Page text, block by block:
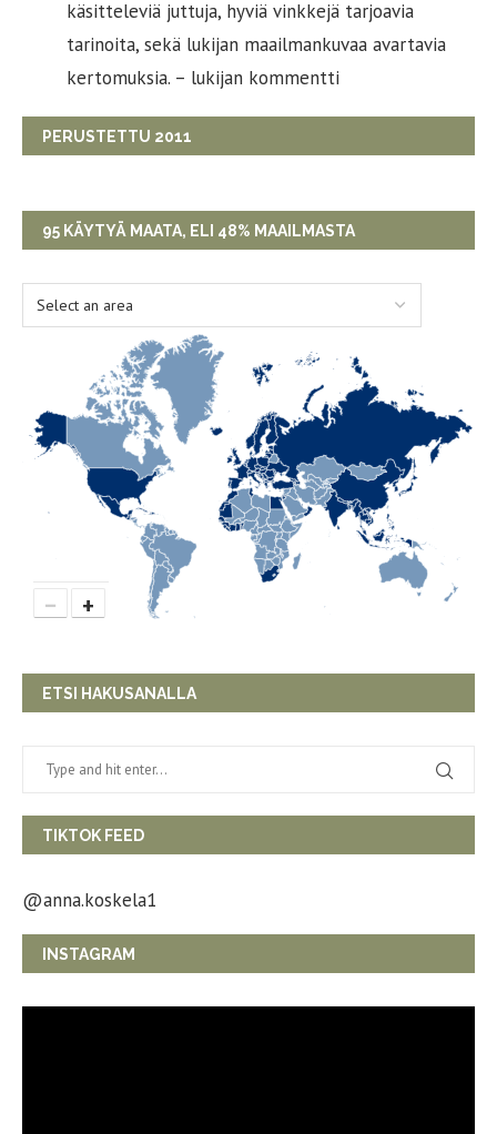
käsitteleviä juttuja, hyviä vinkkejä tarjoavia
tarinoita, sekä lukijan maailmankuvaa avartavia
kertomuksia. – lukijan kommentti
PERUSTETTU 2011
95 KÄYTYÄ MAATA, ELI 48% MAAILMASTA
− +
ETSI HAKUSANALLA
TIKTOK FEED
@anna.koskela1
INSTAGRAM